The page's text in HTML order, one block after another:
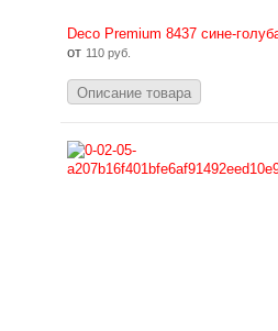
Deco Premium 8437 сине-
от 110 руб.
Описание товара